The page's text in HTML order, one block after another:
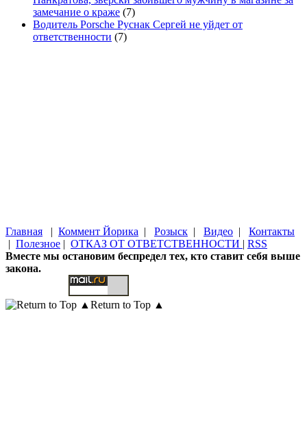
замечание о краже (7)
Водитель Porsche Руснак Сергей не уйдет от
ответственности (7)
Главная | Коммент Йорика | Розыск | Видео | Контакты
| Полезное | ОТКАЗ ОТ ОТВЕТСТВЕННОСТИ | RSS
Вместе мы остановим беспредел тех, кто ставит себя выше
закона.
Return to Top ▲